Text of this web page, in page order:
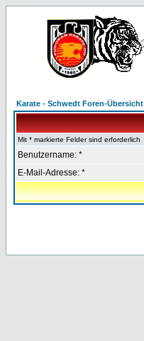
Karate - Schwedt Foren-Übersicht
Mit * markierte Felder sind erforderlich
Benutzername: *
E-Mail-Adresse: *